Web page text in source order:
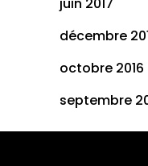
décembre
octobre 2016
septembre